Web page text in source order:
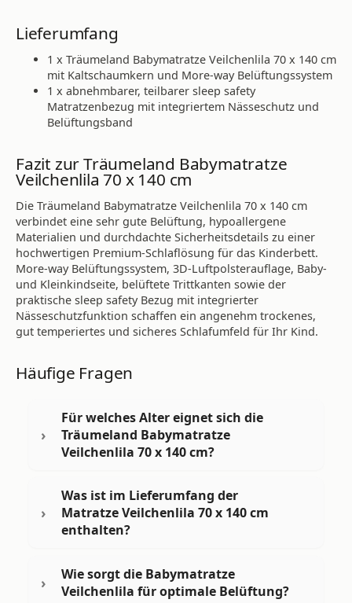
Lieferumfang
1 x Träumeland Babymatratze Veilchenlila 70 x 140 cm
mit Kaltschaumkern und More-way Belüftungssystem
1 x abnehmbarer, teilbarer sleep safety
Matratzenbezug mit integriertem Nässeschutz und
Belüftungsband
Fazit zur Träumeland Babymatratze
Veilchenlila 70 x 140 cm
Die Träumeland Babymatratze Veilchenlila 70 x 140 cm
verbindet eine sehr gute Belüftung, hypoallergene
Materialien und durchdachte Sicherheitsdetails zu einer
hochwertigen Premium-Schlaflösung für das Kinderbett.
More-way Belüftungssystem, 3D-Luftpolsterauflage, Baby-
und Kleinkindseite, belüftete Trittkanten sowie der
praktische sleep safety Bezug mit integrierter
Nässeschutzfunktion schaffen ein angenehm trockenes,
gut temperiertes und sicheres Schlafumfeld für Ihr Kind.
Häufige Fragen
Für welches Alter eignet sich die
Träumeland Babymatratze
Veilchenlila 70 x 140 cm?
Was ist im Lieferumfang der
Matratze Veilchenlila 70 x 140 cm
enthalten?
Wie sorgt die Babymatratze
Veilchenlila für optimale Belüftung?